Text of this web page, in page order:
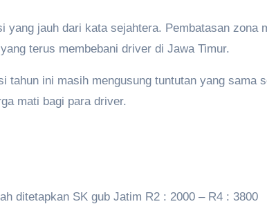
jauh dari kata sejahtera. Pembatasan zona
terus membebani driver di Jawa Timur.
ini masih mengusung tuntutan yang sama
mati bagi para driver.
ditetapkan SK gub Jatim R2 : 2000 – R4 : 3800